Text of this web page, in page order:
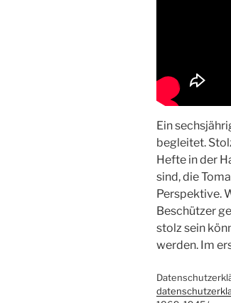
Ein
begleitet.
Hefte in der
sind, die
Perspektive.
Beschützer
stolz sein
werden. Im